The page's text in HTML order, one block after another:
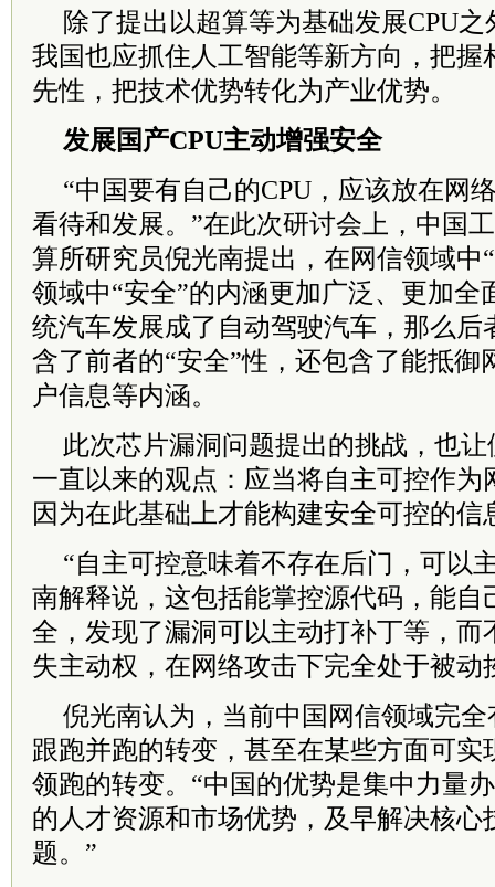
除了提出以超算等为基础发展CPU
我国也应抓住人工智能等新方向，把握
先性，把技术优势转化为产业优势。
发展国产CPU主动增强安全
“中国要有自己的CPU，应该放在网
看待和发展。”在此次研讨会上，中国
算所研究员倪光南提出，在网信领域中
领域中“安全”的内涵更加广泛、更加全
统汽车发展成了自动驾驶汽车，那么后
含了前者的“安全”性，还包含了能抵御
户信息等内涵。
此次芯片漏洞问题提出的挑战，也
一直以来的观点：应当将自主可控作为
因为在此基础上才能构建安全可控的信
“自主可控意味着不存在后门，可以
南解释说，这包括能掌控源代码，能自
全，发现了漏洞可以主动打补丁等，而
失主动权，在网络攻击下完全处于被动
倪光南认为，当前中国网信领域完
跟跑并跑的转变，甚至在某些方面可实
领跑的转变。“中国的优势是集中力量
的人才资源和市场优势，及早解决核心
题。”